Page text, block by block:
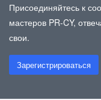
Присоединяйтесь к
мастеров PR-CY,
свои.
Зарегистрироваться